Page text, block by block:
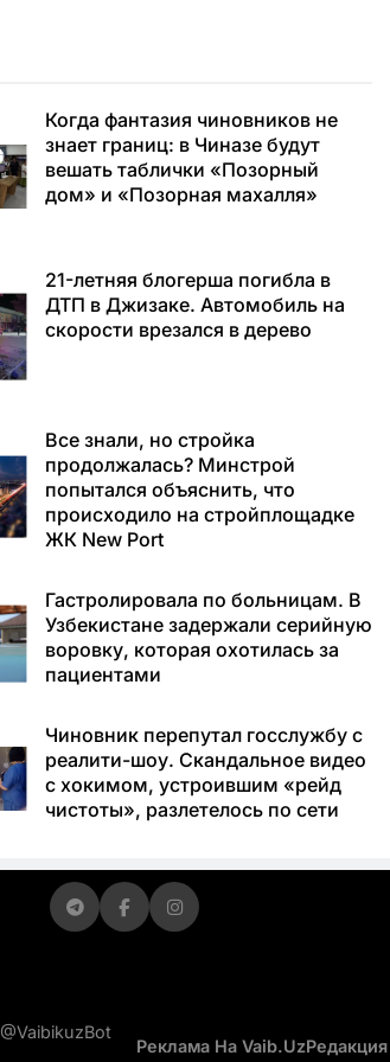
Когда фантазия чиновников не
знает границ: в Чиназе будут
вешать таблички «Позорный
дом» и «Позорная махалля»
21-летняя блогерша погибла в
ДТП в Джизаке. Автомобиль на
скорости врезался в дерево
Все знали, но стройка
продолжалась? Минстрой
попытался объяснить, что
происходило на стройплощадке
ЖК New Port
Гастролировала по больницам. В
Узбекистане задержали серийную
воровку, которая охотилась за
пациентами
Чиновник перепутал госслужбу с
реалити-шоу. Скандальное видео
с хокимом, устроившим «рейд
чистоты», разлетелось по сети
@VaibikuzBot
Реклама На Vaib.uz